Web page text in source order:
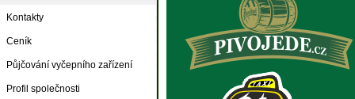
Kontakty
Ceník
Půjčování vyčepního zařízení
Profil společnosti